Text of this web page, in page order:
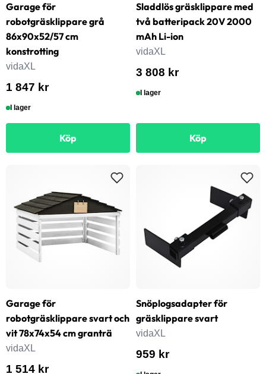
Garage för
robotgräsklippare grå
86x90x52/57 cm
konstrotting
vidaXL
1 847 kr
I lager
Köp
Sladdlös gräsklippare med
två batteripack 20V 2000
mAh Li-ion
vidaXL
3 808 kr
I lager
Köp
Garage för
robotgräsklippare svart och
vit 78x74x54 cm granträ
vidaXL
1 514 kr
Snöplogsadapter för
gräsklippare svart
vidaXL
959 kr